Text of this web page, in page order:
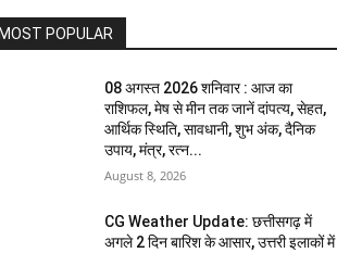
MOST POPULAR
08 अगस्त 2026 शनिवार : आज का
राशिफल, मेष से मीन तक जानें दांपत्य, सेहत,
आर्थिक स्थिति, सावधानी, शुभ अंक, दैनिक
उपाय, मंत्र, रत्न...
August 8, 2026
CG Weather Update: छत्तीसगढ़ में
अगले 2 दिन बारिश के आसार, उत्तरी इलाकों में